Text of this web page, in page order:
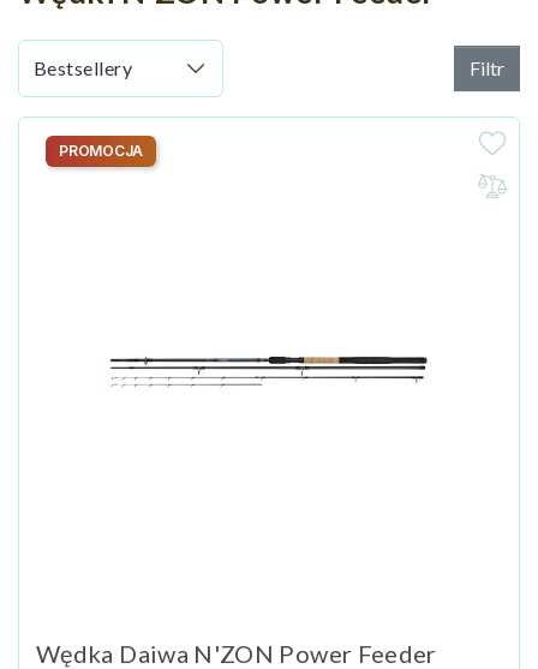
Filtr
Wędka Daiwa N'ZON Power Feeder
PROMOCJA